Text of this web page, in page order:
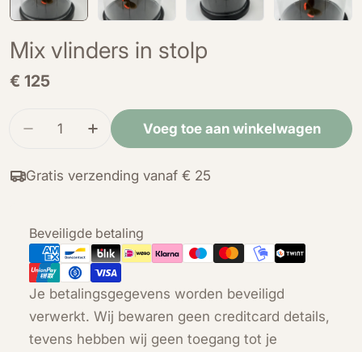
Mix vlinders in stolp
Normale
€ 125
Hoeveelheid
Verminder de hoeveelheid voor Mix vlinders in
Verhoog de hoeveelheid voor Mix
Voeg toe aan winkelwagen
Gratis verzending vanaf € 25
Beveiligde betaling
Betaalmethoden
Je betalingsgegevens worden beveiligd
verwerkt. Wij bewaren geen creditcard details,
tevens hebben wij geen toegang tot je